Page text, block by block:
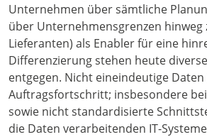
Unternehmen über sämtliche
über Unternehmensgrenzen hinweg
Lieferanten) als Enabler für eine
Differenzierung stehen heute
entgegen. Nicht eineindeutige Daten
Auftragsfortschritt; insbesondere
sowie nicht standardisierte
die Daten verarbeitenden IT-Systeme